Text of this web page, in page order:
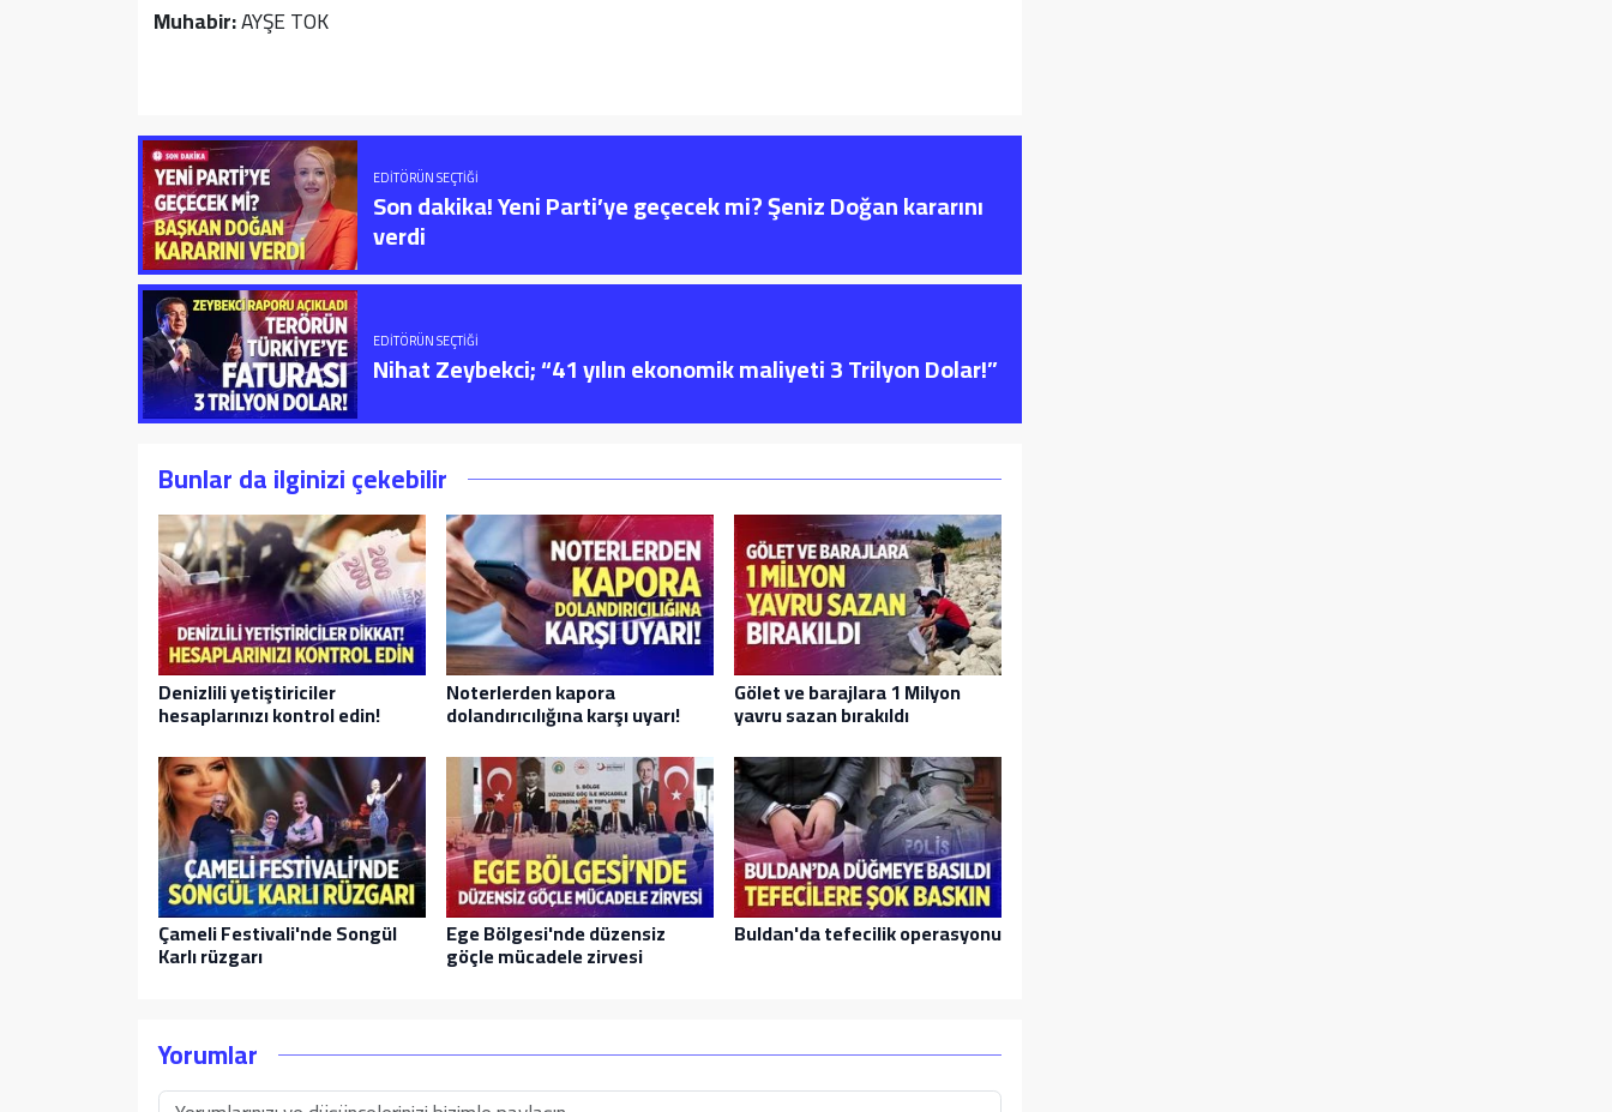
Muhabir:AYŞE TOK
EDITÖRÜN SEÇTIĞI
Son dakika! Yeni Parti’ye geçecek mi? Şeniz Doğan kararını
verdi
EDITÖRÜN SEÇTIĞI
Nihat Zeybekci; “41 yılın ekonomik maliyeti 3 Trilyon Dolar!”
Bunlar da ilginizi çekebilir
Denizlili yetiştiriciler
hesaplarınızı kontrol edin!
Noterlerden kapora
dolandırıcılığına karşı uyarı!
Gölet ve barajlara 1 Milyon
yavru sazan bırakıldı
Çameli Festivali'nde Songül
Karlı rüzgarı
Ege Bölgesi'nde düzensiz
göçle mücadele zirvesi
Buldan'da tefecilik operasyonu
Yorumlar